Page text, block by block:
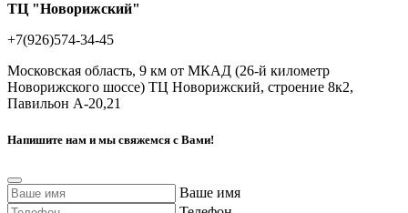
ТЦ "Новорижский"
+7(926)574-34-45
Московская область, 9 км от МКАД (26-й километр
Новорижского шоссе) ТЦ Новорижский, строение 8к2,
Павильон А-20,21
Напишите нам и мы свяжемся с Вами!
Ваше имя